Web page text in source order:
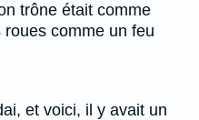
trône était comme
comme un feu
et voici, il y avait un